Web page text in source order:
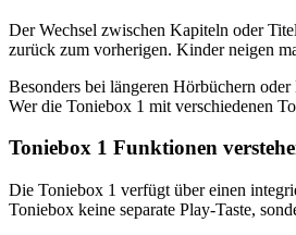
Der Wechsel zwischen Kapiteln oder
zurück zum vorherigen. Kinder neigen
Besonders bei längeren Hörbüchern
Wer die Toniebox 1 mit verschiedenen
Toniebox 1 Funktionen
Die Toniebox 1 verfügt über einen
Toniebox keine separate Play-Taste,